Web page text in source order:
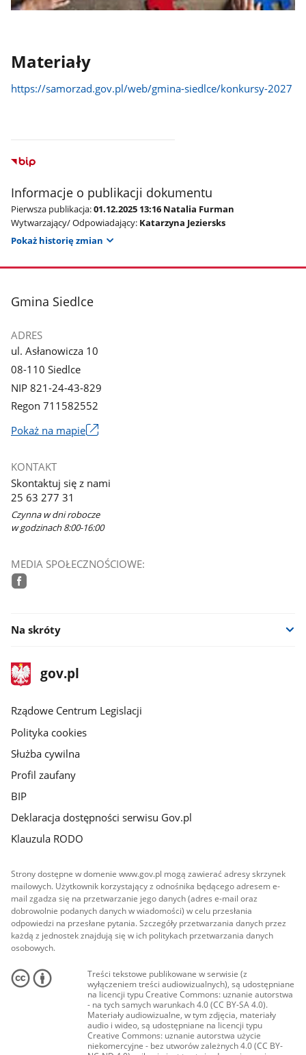
Materiały
https://samorzad.gov.pl/web/gmina-siedlce/konkursy-2027
Informacje o publikacji dokumentu
Pierwsza publikacja:01.12.2025 13:16 Natalia Furman
Wytwarzający/ Odpowiadający: Katarzyna Jeziersks
Pokaż historię zmian
stopka
Gmina Siedlce
ADRES
ul. Asłanowicza 10
08-110 Siedlce
NIP 821-24-43-829
Regon 711582552
Pokaż na mapieLink
nowym
KONTAKT
Skontaktuj się z nami
25 63 277 31
Czynna w dni robocze
w godzinach 8:00-16:00
MEDIA SPOŁECZNOŚCIOWE:
Na skróty
stopka
gov.plStrona
gov.pl
Rządowe Centrum Legislacji
Polityka cookies
Służba cywilna
Profil zaufany
BIP
Deklaracja dostępności serwisu Gov.pl
Klauzula RODO
Strony dostępne w domenie www.gov.pl mogą zawierać adresy skrzynek
mailowych. Użytkownik korzystający z odnośnika będącego adresem e-
mail zgadza się na przetwarzanie jego danych (adres e-mail oraz
dobrowolnie podanych danych w wiadomości) w celu przesłania
odpowiedzi na przesłane pytania. Szczegóły przetwarzania danych przez
każdą z jednostek znajdują się w ich politykach przetwarzania danych
osobowych.
Treści tekstowe publikowane w serwisie (z
wyłączeniem treści audiowizualnych), są udostępniane
na licencji typu Creative Commons: uznanie autorstwa
- na tych samych warunkach 4.0 (CC BY-SA 4.0).
Materiały audiowizualne, w tym zdjęcia, materiały
audio i wideo, są udostępniane na licencji typu
Creative Commons: uznanie autorstwa użycie
niekomercyjne - bez utworów zależnych 4.0 (CC BY-